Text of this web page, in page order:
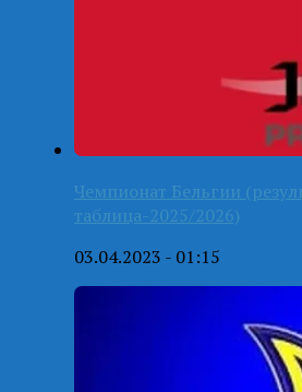
Чемпионат Бельгии
таблица-2025/2026)
03.04.2023 - 01:15